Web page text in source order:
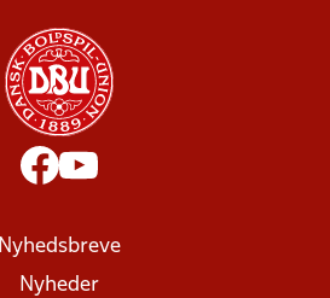
Nyhedsbreve
Nyheder